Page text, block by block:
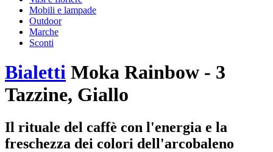
Mobili e lampade
Outdoor
Marche
Sconti
Bialetti Moka Rainbow - 3
Tazzine, Giallo
Il rituale del caffè con l'energia e la
freschezza dei colori dell'arcobaleno